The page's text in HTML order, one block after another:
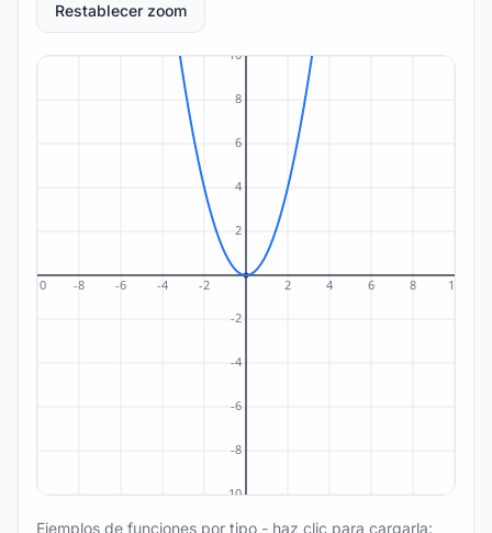
Restablecer zoom
Ejemplos de funciones por tipo - haz clic para cargarla: